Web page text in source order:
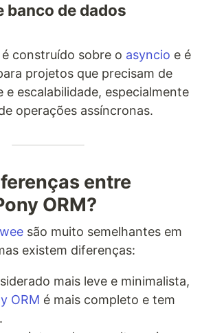
banco de dados
é construído sobre o asyncio e é
projetos que precisam de
escalabilidade, especialmente
operações assíncronas.
entre
ORM?
são muito semelhantes em
existem diferenças:
mais leve e minimalista,
ORM é mais completo e tem